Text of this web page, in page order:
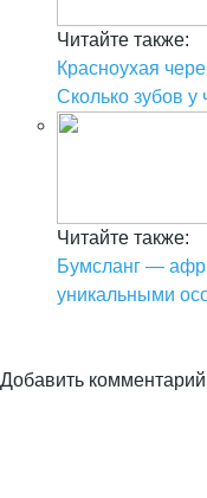
Читайте также:
Красноухая
Сколько зубов у
Читайте также:
Бумсланг —
уникальными
Добавить комментарий